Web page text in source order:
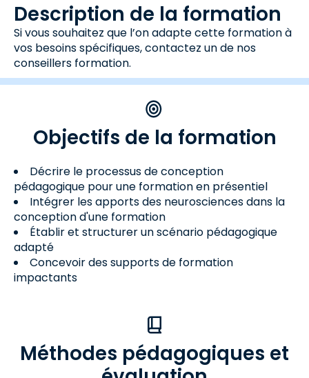
Description de la formation
Si vous souhaitez que l’on adapte cette formation à
vos besoins spécifiques, contactez un de nos
conseillers formation.
Objectifs de la formation
Décrire le processus de conception
pédagogique pour une formation en présentiel
Intégrer les apports des neurosciences dans la
conception d'une formation
Établir et structurer un scénario pédagogique
adapté
Concevoir des supports de formation
impactants
Méthodes pédagogiques et